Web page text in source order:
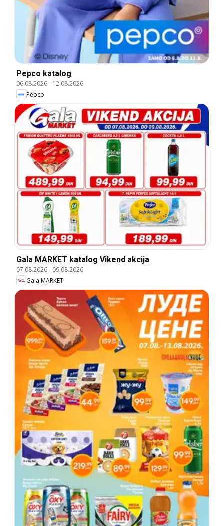
Pepco katalog
06.08.2026- 12.08.2026
Pepco
Gala MARKET katalog Vikend akcija
07.08.2026- 09.08.2026
Gala MARKET